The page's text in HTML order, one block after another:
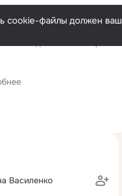
cookie-файлы должен ваш
Василенко